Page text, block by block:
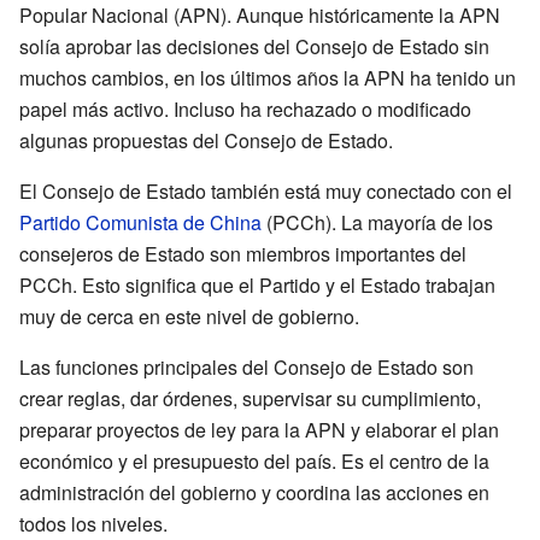
Popular Nacional (APN). Aunque históricamente la APN
solía aprobar las decisiones del Consejo de Estado sin
muchos cambios, en los últimos años la APN ha tenido un
papel más activo. Incluso ha rechazado o modificado
algunas propuestas del Consejo de Estado.
El Consejo de Estado también está muy conectado con el
Partido Comunista de China (PCCh). La mayoría de los
consejeros de Estado son miembros importantes del
PCCh. Esto significa que el Partido y el Estado trabajan
muy de cerca en este nivel de gobierno.
Las funciones principales del Consejo de Estado son
crear reglas, dar órdenes, supervisar su cumplimiento,
preparar proyectos de ley para la APN y elaborar el plan
económico y el presupuesto del país. Es el centro de la
administración del gobierno y coordina las acciones en
todos los niveles.